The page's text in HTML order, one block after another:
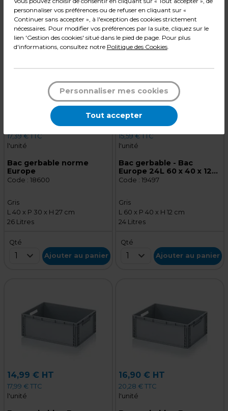
14,49 € HT
17,39 € TTC
l'unité
Bac gerbable norme
Europe
Code : 18600
Gris
L 40 x P 30 x H 27 cm
26 Litres
Qté
1 Ajouter au panier
12,99 € HT
15,59 € TTC
l'unité
Bac gerbable - Bac
Europe 24L 60 x 40 x 12
cm parois pleines
Code : 19497
Gris
L 60 x P 40 x H 12 cm
24 Litres
Qté
1 Ajouter au panier
14,99 € HT
17,99 € TTC
l'unité
16,90 € HT
20,28 € TTC
l'unité
personnaliser vos préférences ou de refuser en cliquant sur «
Continuer sans accepter », à l'exception des cookies strictement
nécessaires. Pour modifier vos préférences par la suite, cliquez sur le
lien 'Gestion des cookies' situé dans le pied de page. Pour plus
d'informations, consultez notre Politique des Cookies.
Personnaliser mes cookies
Tout accepter